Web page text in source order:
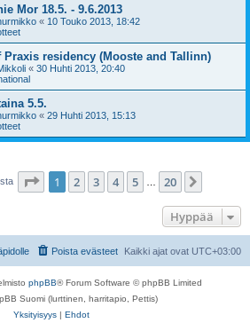
Mor 18.5. - 9.6.2013
« 10 Touko 2013, 18:42
residency (Mooste and Tallinn)
« 30 Huhti 2013, 20:40
5.5.
« 29 Huhti 2013, 15:13
Sivu /20
1 2 3 4 5 20
Hyppää
Kaikki ajat ovat UTC+03:00
Poista evästeet
phpBB® Forum Software © phpBB Limited
Suomi (lurttinen, harritapio, Pettis)
Yksityisyys | Ehdot